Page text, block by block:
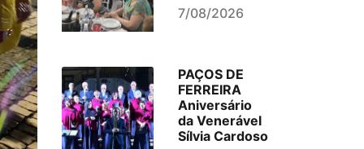
7/08/2026
PAÇOS DE
FERREIRA
Aniversário
da Venerável
Sílvia Cardoso